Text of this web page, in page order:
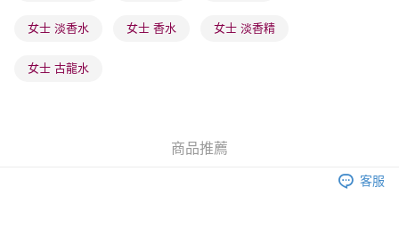
(香港門市) 只顯示可選門市。確認發貨後2-5個工作天到店，3天內
每筆HK$20.00，滿HK$100.00或以上免運費
每筆HK$20.00，滿HK$100.00或以上免運費
女士 淡香水 女士 香水 女士 淡香精
女士 古龍水
商品推薦
客服